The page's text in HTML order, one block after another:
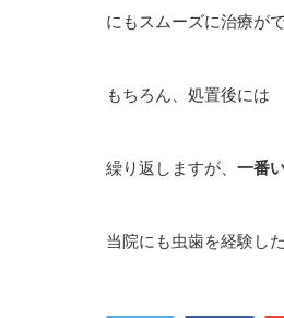
にもスムーズに治療がで
もちろん、処置後には
繰り返しますが、 一番
当院にも虫歯を経験し